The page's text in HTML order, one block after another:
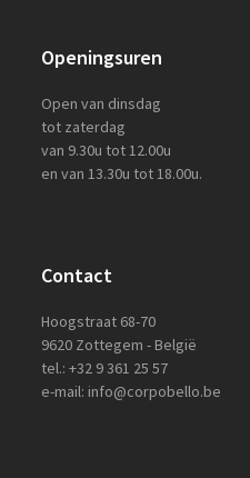
Openingsuren
Open van dinsdag
tot zaterdag
van 9.30u tot 12.00u
en van 13.30u tot 18.00u.
Contact
Hoogstraat 68-70
9620 Zottegem - België
tel.: +32 9 361 25 57
e-mail: info@corpobello.be